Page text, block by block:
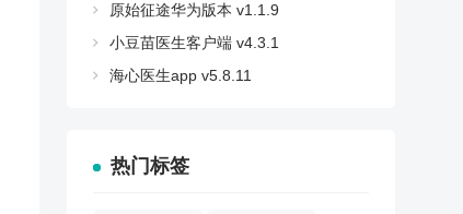
原始征途华为版本 v1.1.9
小豆苗医生客户端 v4.3.1
海心医生app v5.8.11
热门标签